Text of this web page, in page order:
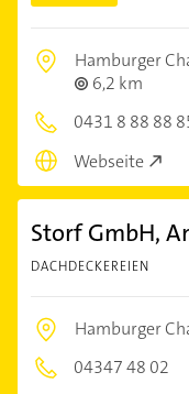
Hamburger
6,2 km
0431 8 88 88
Webseite
Storf GmbH,
DACHDECKEREIEN
Hamburger
04347 48 02